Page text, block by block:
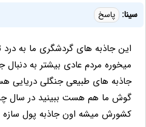
سینا: پاسخ
این جاذبه های گردشگری ما به
میخوره مردم عادی بیشتر به
جاذبه های طبیعی جنگلی دریایی
گوش ما هم هست ببینید در سال
کشورش میشه اون جاذبه پول سازه